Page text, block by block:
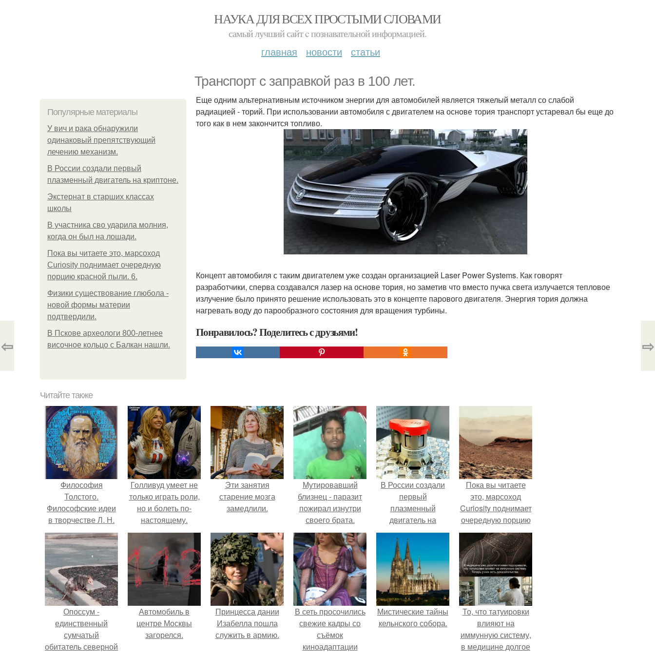
НАУКА ДЛЯ ВСЕХ ПРОСТЫМИ СЛОВАМИ
самый лучший сайт c познавательной информацией.
главная новости статьи
Транспорт с заправкой раз в 100 лет.
Популярные материалы
У вич и рака обнаружили
одинаковый препятствующий
лечению механизм.
В России создали первый
плазменный двигатель на криптоне.
Экстернат в старших классах
школы
В участника сво ударила молния,
когда он был на лошади.
Пока вы читаете это, марсоход
Curiosity поднимает очередную
порцию красной пыли. 6.
Физики существование глюбола -
новой формы материи
подтвердили.
В Пскове археологи 800-летнее
височное кольцо с Балкан нашли.
Еще одним альтернативным источником энергии для автомобилей является тяжелый металл со слабой
радиацией - торий. При использовании автомобиля с двигателем на основе тория транспорт устаревал бы еще до
того как в нем закончится топливо.
Концепт автомобиля с таким двигателем уже создан организацией Laser Power Systems. Как говорят
разработчики, сперва создавался лазер на основе тория, но заметив что вместо пучка света излучается тепловое
излучение было принято решение использовать это в концепте парового двигателя. Энергия тория должна
нагревать воду до парообразного состояния для вращения турбины.
Понравилось? Поделитесь с друзьями!
⇦ ⇨
Читайте также
Философия
Толстого.
Философские идеи
в творчестве Л. Н.
Толстого.
Голливуд умеет не
только играть роли,
но и болеть по-
настоящему.
Эти занятия
старение мозга
замедлили.
Мутировавший
близнец - паразит
пожирал изнутри
своего брата.
В России создали
первый
плазменный
двигатель на
криптоне.
Пока вы читаете
это, марсоход
Curiosity поднимает
очередную порцию
красной пыли. 6.
Опоссум -
единственный
сумчатый
обитатель северной
Автомобиль в
центре Москвы
загорелся.
Принцесса дании
Изабелла пошла
служить в армию.
В сеть просочились
свежие кадры со
съёмок
киноадаптации
Мистические тайны
кельнского собора.
То, что татуировки
влияют на
иммунную систему,
в медицине долгое